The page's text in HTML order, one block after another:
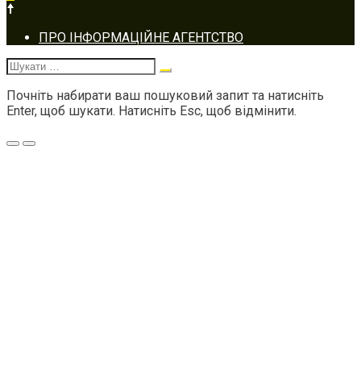
Footer
navigation
ПРО ІНФОРМАЦІЙНЕ АГЕНТСТВО
Шукати:
Почніть набирати ваш пошуковий запит та натисніть
Enter, щоб шукати. Натисніть Esc, щоб відмінити.
Меню